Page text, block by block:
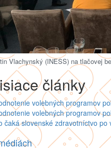
Vlachynský (INESS) na tlačovej
články
volebných programov
volebných programov
čaká slovenské zdravotníctvo po